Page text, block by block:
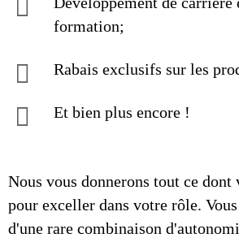
formation;
Rabais exclusifs sur les
Et bien plus encore !
Nous vous donnerons tout ce dont
pour exceller dans votre rôle.
d'une rare combinaison